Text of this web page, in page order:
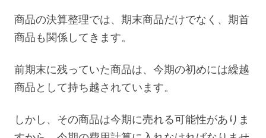
商品の決算整理では、期末商品だけでなく、期首
商品も関係してきます。
前期末に残っていた商品は、今期の初めには繰越
商品として持ち越されています。
しかし、その商品は今期に売れる可能性がありま